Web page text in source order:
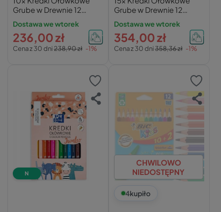
Grube w Drewnie 12
Kolory Złota Srebrna +
Temperówka
Dostawa we wtorek
Cena z 30 dni238,90 zł -1%
236,00 zł
Grube w Drewnie 12
Kolory Złota Srebrna +
Temperówka
Dostawa we wtorek
Cena z 30 dni358,36 zł -1%
354,00 zł
N
CHWILOWO
NIEDOSTĘPNY
4kupiło